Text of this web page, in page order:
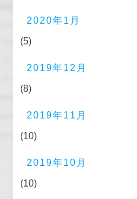
2020年1月
(5)
2019年12月
(8)
2019年11月
(10)
2019年10月
(10)